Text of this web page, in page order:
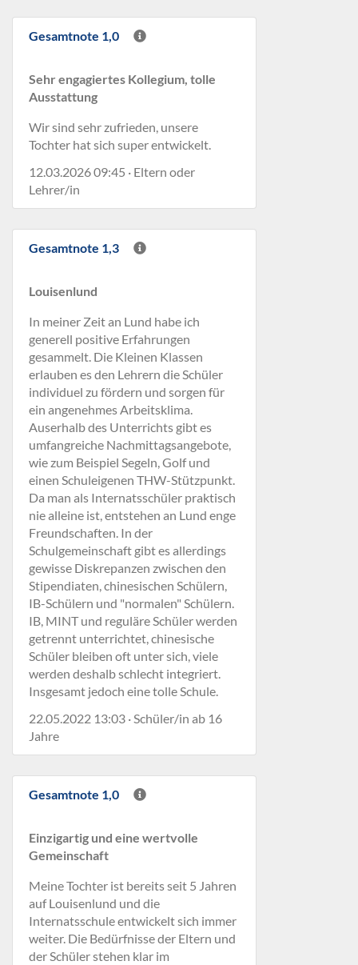
Gesamtnote 1,0
Sehr engagiertes Kollegium, tolle
Ausstattung
Wir sind sehr zufrieden, unsere
Tochter hat sich super entwickelt.
12.03.2026 09:45 · Eltern oder
Lehrer/in
Gesamtnote 1,3
Louisenlund
In meiner Zeit an Lund habe ich
generell positive Erfahrungen
gesammelt. Die Kleinen Klassen
erlauben es den Lehrern die Schüler
individuel zu fördern und sorgen für
ein angenehmes Arbeitsklima.
Auserhalb des Unterrichts gibt es
umfangreiche Nachmittagsangebote,
wie zum Beispiel Segeln, Golf und
einen Schuleigenen THW-Stützpunkt.
Da man als Internatsschüler praktisch
nie alleine ist, entstehen an Lund enge
Freundschaften. In der
Schulgemeinschaft gibt es allerdings
gewisse Diskrepanzen zwischen den
Stipendiaten, chinesischen Schülern,
IB-Schülern und "normalen" Schülern.
IB, MINT und reguläre Schüler werden
getrennt unterrichtet, chinesische
Schüler bleiben oft unter sich, viele
werden deshalb schlecht integriert.
Insgesamt jedoch eine tolle Schule.
22.05.2022 13:03 · Schüler/in ab 16
Jahre
Gesamtnote 1,0
Einzigartig und eine wertvolle
Gemeinschaft
Meine Tochter ist bereits seit 5 Jahren
auf Louisenlund und die
Internatsschule entwickelt sich immer
weiter. Die Bedürfnisse der Eltern und
der Schüler stehen klar im